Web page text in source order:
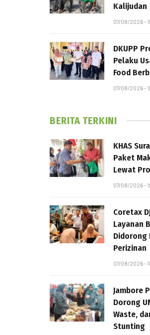
Kalijudan
07/08/2026 -
DKUPP
Pelaku
Food
07/08/2026 -
BERITA TERKINI
KHAS
Paket
Lewat
07/08/2026 -
Coretax
Layanan
Didorong
Perizinan
07/08/2026 -
Jambore
Dorong
Waste,
Stunting